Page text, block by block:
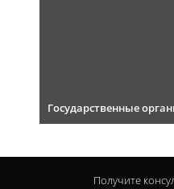
Государственные
Получите